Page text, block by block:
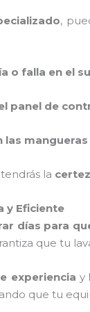
,
o falla en el
panel de
las
la
y Eficiente
días para
que tu
experiencia y
que tu